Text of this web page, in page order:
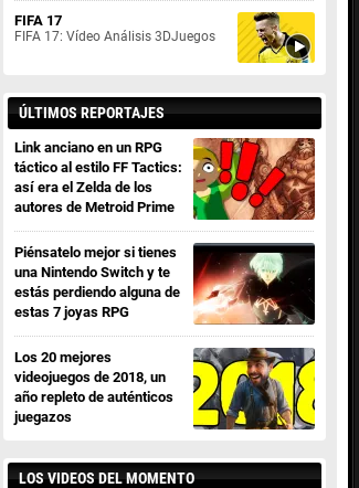
FIFA 17
FIFA 17: Vídeo Análisis 3DJuegos
ÚLTIMOS REPORTAJES
Link anciano en un RPG
táctico al estilo FF Tactics:
así era el Zelda de los
autores de Metroid Prime
Piénsatelo mejor si tienes
una Nintendo Switch y te
estás perdiendo alguna de
estas 7 joyas RPG
Los 20 mejores
videojuegos de 2018, un
año repleto de auténticos
juegazos
LOS VIDEOS DEL MOMENTO